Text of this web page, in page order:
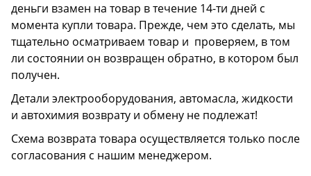
деньги взамен на товар в течение 14-ти дней с
момента купли товара. Прежде, чем это сделать, мы
тщательно осматриваем товар и проверяем, в том
ли состоянии он возвращен обратно, в котором был
получен.
Детали электрооборудования, автомасла, жидкости
и автохимия возврату и обмену не подлежат!
Схема возврата товара осуществляется только после
согласования с нашим менеджером.